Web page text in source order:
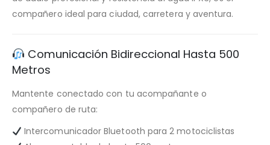
compañero ideal para ciudad, carretera y aventura.
Comunicación Bidireccional Hasta 500
Metros
Mantente conectado con tu acompañante o
compañero de ruta:
Intercomunicador Bluetooth para 2 motociclistas